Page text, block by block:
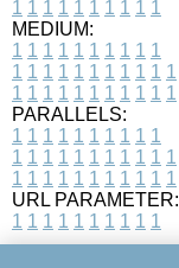
1 1 1 1 1 1 1 1 1 1
MEDIUM:
1 1 1 1 1 1 1 1 1 1
1 1 1 1 1 1 1 1 1 1 1
1 1 1 1 1 1 1 1 1 1 1
PARALLELS:
1 1 1 1 1 1 1 1 1 1
1 1 1 1 1 1 1 1 1 1 1
1 1 1 1 1 1 1 1 1 1 1
URL PARAMETER:
1 1 1 1 1 1 1 1 1 1